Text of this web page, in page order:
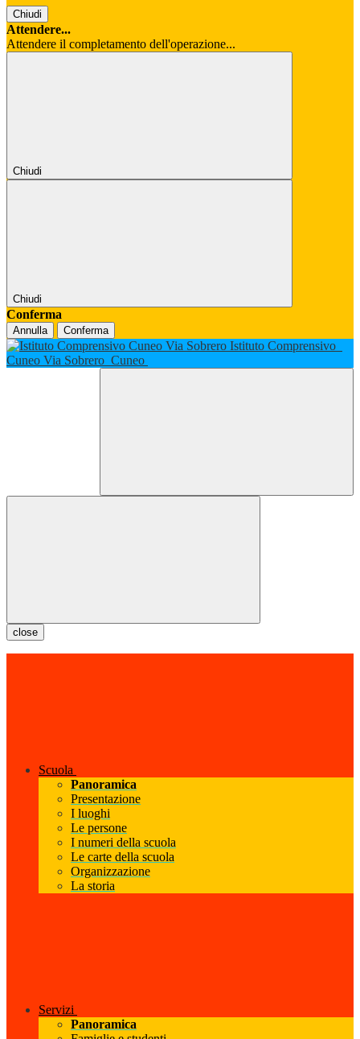
Chiudi
Attendere...
Attendere il completamento dell'operazione...
Chiudi
Chiudi
Conferma
Annulla Conferma
Istituto Comprensivo
Cuneo Via Sobrero Cuneo
close
Scuola
Panoramica
Presentazione
I luoghi
Le persone
I numeri della scuola
Le carte della scuola
Organizzazione
La storia
Servizi
Panoramica